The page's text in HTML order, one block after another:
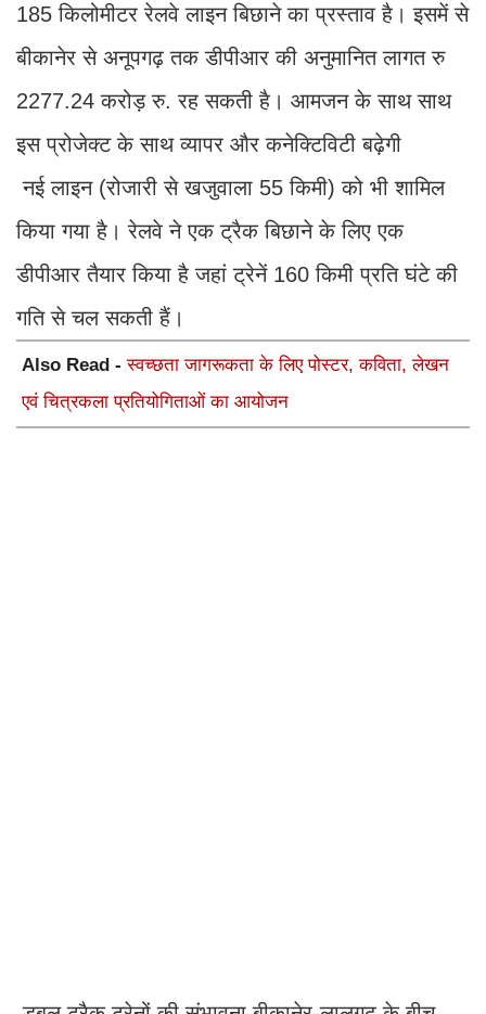
185 किलोमीटर रेलवे लाइन बिछाने का प्रस्ताव है। इसमें से
बीकानेर से अनूपगढ़ तक डीपीआर की अनुमानित लागत रु
2277.24 करोड़ रु. रह सकती है। आमजन के साथ साथ
इस प्रोजेक्ट के साथ व्यापर और कनेक्टिविटी बढ़ेगी
नई लाइन (रोजारी से खजुवाला 55 किमी) को भी शामिल
किया गया है। रेलवे ने एक ट्रैक बिछाने के लिए एक
डीपीआर तैयार किया है जहां ट्रेनें 160 किमी प्रति घंटे की
गति से चल सकती हैं।
Also Read -स्वच्छता जागरूकता के लिए पोस्टर, कविता, लेखन
एवं चित्रकला प्रतियोगिताओं का आयोजन